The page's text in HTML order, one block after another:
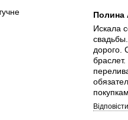
Полина
Искала
дорого.
Відповісти